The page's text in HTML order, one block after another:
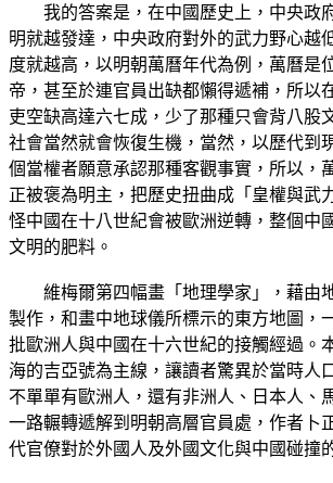
我的答案是，在中國歷史上，中央政
明就越發達，中央政府對外的武力野心越
度就越高，以明朝萬曆年代為例，萬曆是
帝，甚至於連官員出缺都懶得遞補，所以
吏空缺高達六七成，少了那種只會背八股
社會當然就會恢復生機，當然，以歷代到
個當權者願意承認那種客觀事實，所以，
正被褒為明主，把歷史扭曲成「皇權與武
怪中國在十八世紀會被歐洲逆轉，整個中
文明的肥料。
維梅爾第四幅畫「地理學家」，藉由
製作，和畫中地球儀所標示的東方地圖，
批歐洲人與中國在十六世紀的接觸經過。
海的吉亞號為主線，讓讀者驚異於當時人
不單單有歐洲人，還有非洲人、日本人、
一路輾轉遞解到明朝高層官員處，作者卜
代官僚對於外國人及外國文化與中國碰撞